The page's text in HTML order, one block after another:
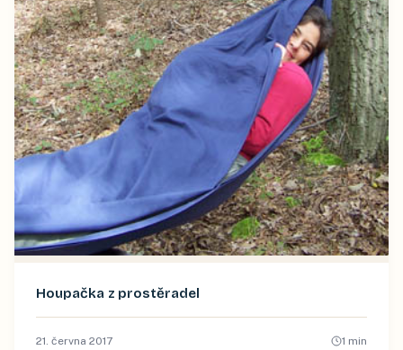
Houpačka z prostěradel
21. června 2017 1 min